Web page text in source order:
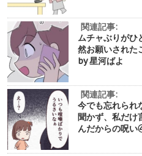
関連記事:
ムチャぶりがひ
然お願いされた
by 星河ばよ
関連記事:
今でも忘れられ
聞かず、私だけ
んだからの呪